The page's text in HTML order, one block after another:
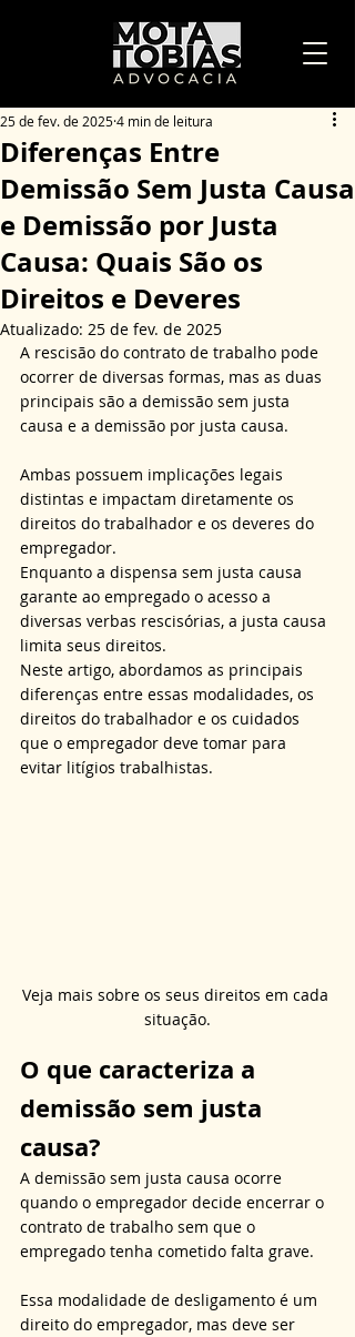
Diferenças Entre
Demissão Sem Justa Causa
e Demissão por Justa
Causa: Quais São os
Direitos e Deveres
25 de fev. de 20254 min de leitura
Atualizado: 25 de fev. de 2025
A rescisão do contrato de trabalho pode
ocorrer de diversas formas, mas as duas
principais são a demissão sem justa
causa e a demissão por justa causa.
Ambas possuem implicações legais
distintas e impactam diretamente os
direitos do trabalhador e os deveres do
empregador.
Enquanto a dispensa sem justa causa
garante ao empregado o acesso a
diversas verbas rescisórias, a justa causa
limita seus direitos.
Neste artigo, abordamos as principais
diferenças entre essas modalidades, os
direitos do trabalhador e os cuidados
que o empregador deve tomar para
evitar litígios trabalhistas.
Veja mais sobre os seus direitos em cada
situação.
O que caracteriza a
demissão sem justa
causa?
A demissão sem justa causa ocorre
quando o empregador decide encerrar o
contrato de trabalho sem que o
empregado tenha cometido falta grave.
Essa modalidade de desligamento é um
direito do empregador, mas deve ser